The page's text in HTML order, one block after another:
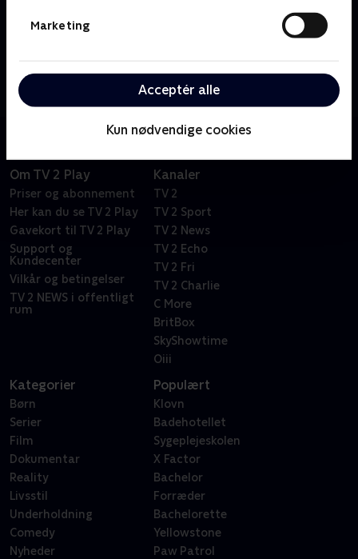
Marketing
Acceptér alle
Kun nødvendige cookies
Om Vild, vildere, Lyngvild
Kom med bagom Danmarks travleste designer og
hæsblæsende, akkurat ligesom Jims liv, kreative
indfald og projekter.
Om TV 2 Play
Priser og abonnement
Her kan du se TV 2 Play
Gavekort til TV 2 Play
Support og
Kundecenter
Vilkår og betingelser
TV 2 NEWS i offentligt
rum
Kanaler
TV 2
TV 2 Sport
TV 2 News
TV 2 Echo
TV 2 Fri
TV 2 Charlie
C More
BritBox
SkyShowtime
Oiii
Kategorier
Børn
Serier
Film
Dokumentar
Reality
Livsstil
Underholdning
Comedy
Nyheder
Populært
Klovn
Badehotellet
Sygeplejeskolen
X Factor
Bachelor
Forræder
Bachelorette
Yellowstone
Paw Patrol